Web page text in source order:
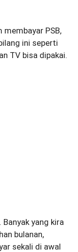
membayar PSB,
ini seperti
TV bisa dipakai.
Banyak yang kira
bulanan,
sekali di awal